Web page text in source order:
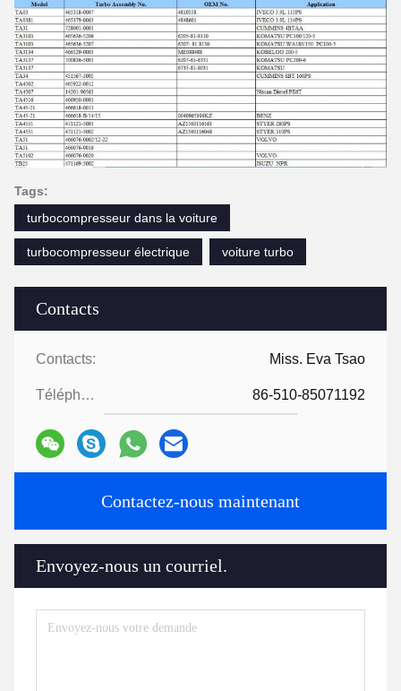
Contacts
Contacts: Miss. Eva Tsao
Téléphone: 86-510-85071192
Contactez-nous maintenant
Envoyez-nous un courriel.
Tags:
turbocompresseur dans la voiture
turbocompresseur électrique voiture turbo